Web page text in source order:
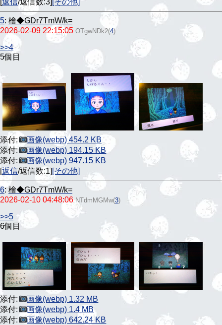
[返信/返信数:3] [その他]
5: 檜◆GDr7TmW/k=
2026-02-09 22:15:05 OTgwNDk2(4)
>>4
5個目
添付:
画像(webp) 454.2 KB
添付:
画像(webp) 194.15 KB
添付:
画像(webp) 947.15 KB
[返信/返信数:1] [その他]
6: 檜◆GDr7TmW/k=
2026-02-10 04:48:06 NTdmMGMw(3)
>>5
6個目
添付:
画像(webp) 1.32 MB
添付:
画像(webp) 1.4 MB
添付:
画像(webp) 642.24 KB